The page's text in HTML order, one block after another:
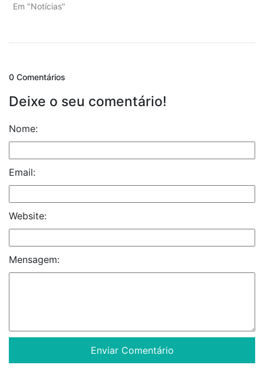
Em "Notícias"
0 Comentários
Deixe o seu comentário!
Nome:
Email:
Website:
Mensagem: